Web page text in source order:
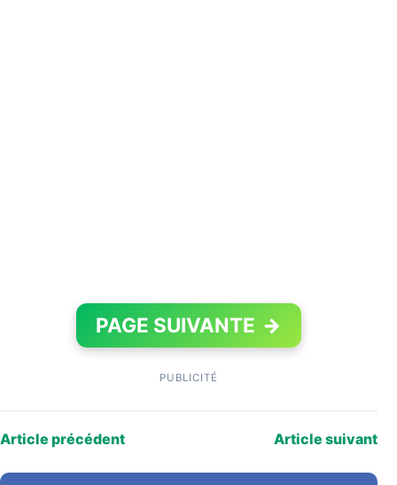
PAGE SUIVANTE →
PUBLICITÉ
Article précédent Article suivant